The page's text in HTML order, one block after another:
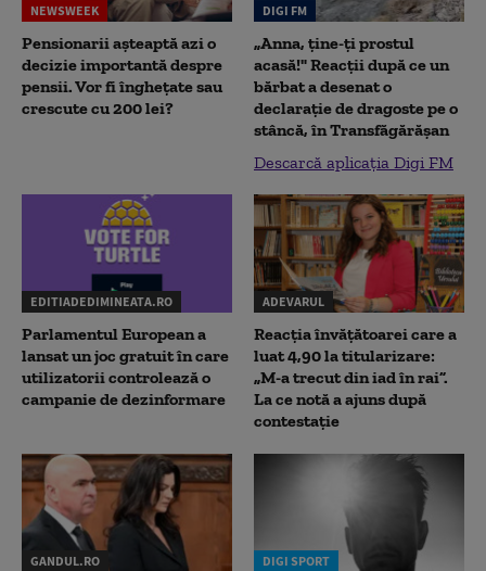
NEWSWEEK
Pensionarii așteaptă azi o
decizie importantă despre
pensii. Vor fi înghețate sau
crescute cu 200 lei?
DIGI FM
„Anna, ţine-ţi prostul
acasă!" Reacţii după ce un
bărbat a desenat o
declaraţie de dragoste pe o
stâncă, în Transfăgărăşan
Descarcă aplicația Digi FM
EDITIADEDIMINEATA.RO
Parlamentul European a
lansat un joc gratuit în care
utilizatorii controlează o
campanie de dezinformare
ADEVARUL
Reacția învățătoarei care a
luat 4,90 la titularizare:
„M-a trecut din iad în rai”.
La ce notă a ajuns după
contestație
GANDUL.RO DIGI SPORT